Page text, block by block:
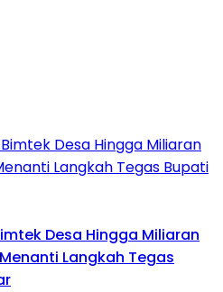
Desa Hingga Miliaran
Langkah Tegas